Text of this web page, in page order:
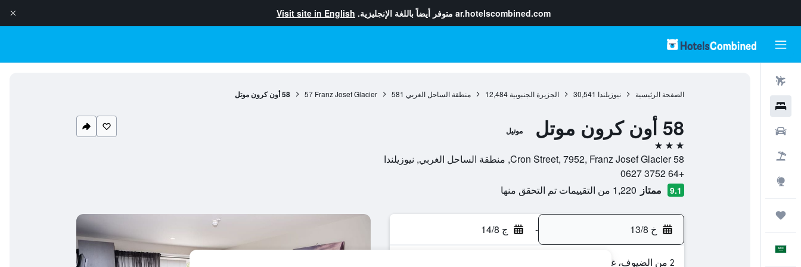
ar.hotelscombined.com متوفر أيضاً باللغة الإنجليزية. Visit site in English
الصفحة الرئيسية نيوزيلندا 30,541 الجزيرة الجنبوبية 12,484 منطقة الساحل الغربي 581
Franz Josef Glacier
57 58 أون كرون موتل
58 أون كرون موتل موتيل
3 نجوم
58 Cron Street, 7952, Franz Josef Glacier, منطقة الساحل الغربي, نيوزيلندا
+64 3752 0627
9.1 ممتاز 1,220 من التقييمات تم التحقق منها
خ 13/8 - ج 14/8
2 من الضيوف، غرفة واحدة